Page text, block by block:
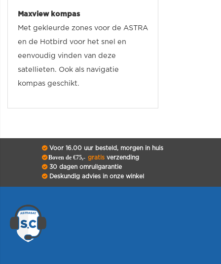
Maxview kompas
Met gekleurde zones voor de ASTRA
en de Hotbird voor het snel en
eenvoudig vinden van deze
satellieten. Ook als navigatie
kompas geschikt.
Voor 16.00 uur besteld, morgen in huis
Boven de €75,- gratisverzending
30 dagen omruilgarantie
Deskundig advies in onze winkel